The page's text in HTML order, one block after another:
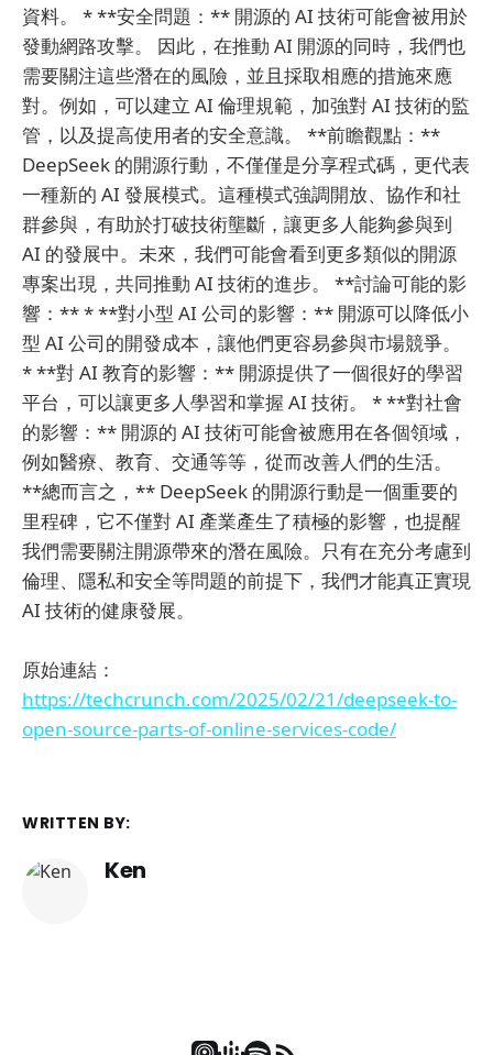
資料。 * **安全問題：** 開源的 AI 技術可能會被用於
發動網路攻擊。 因此，在推動 AI 開源的同時，我們也
需要關注這些潛在的風險，並且採取相應的措施來應
對。例如，可以建立 AI 倫理規範，加強對 AI 技術的監
管，以及提高使用者的安全意識。 **前瞻觀點：**
DeepSeek 的開源行動，不僅僅是分享程式碼，更代表
一種新的 AI 發展模式。這種模式強調開放、協作和社
群參與，有助於打破技術壟斷，讓更多人能夠參與到
AI 的發展中。未來，我們可能會看到更多類似的開源
專案出現，共同推動 AI 技術的進步。 **討論可能的影
響：** * **對小型 AI 公司的影響：** 開源可以降低小
型 AI 公司的開發成本，讓他們更容易參與市場競爭。
* **對 AI 教育的影響：** 開源提供了一個很好的學習
平台，可以讓更多人學習和掌握 AI 技術。 * **對社會
的影響：** 開源的 AI 技術可能會被應用在各個領域，
例如醫療、教育、交通等等，從而改善人們的生活。
**總而言之，** DeepSeek 的開源行動是一個重要的
里程碑，它不僅對 AI 產業產生了積極的影響，也提醒
我們需要關注開源帶來的潛在風險。只有在充分考慮到
倫理、隱私和安全等問題的前提下，我們才能真正實現
AI 技術的健康發展。
原始連結：
https://techcrunch.com/2025/02/21/deepseek-to-
open-source-parts-of-online-services-code/
WRITTEN BY:
Ken